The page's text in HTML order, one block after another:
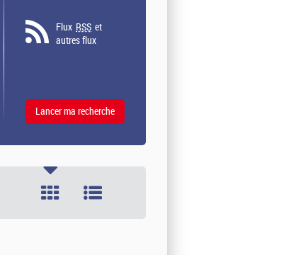
Flux RSS et
autres flux